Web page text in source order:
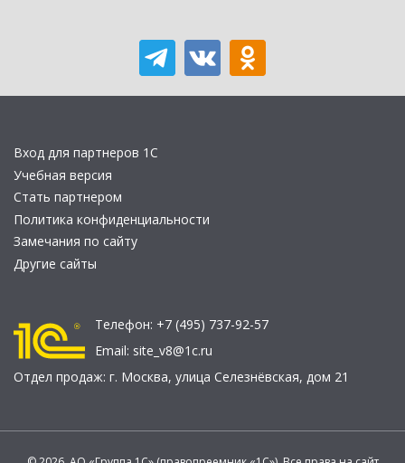
Вход для партнеров 1С
Учебная версия
Стать партнером
Политика конфиденциальности
Замечания по сайту
Другие сайты
Телефон: +7 (495) 737-92-57
Email: site_v8@1c.ru
Отдел продаж: г. Москва, улица Селезнёвская, дом 21